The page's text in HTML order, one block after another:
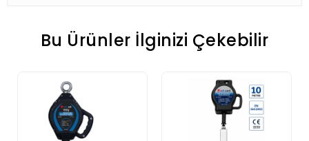
Bu Ürünler İlginizi Çekebilir